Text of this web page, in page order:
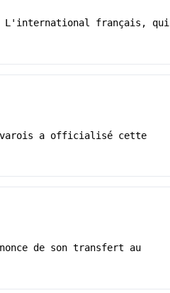
L'international français, qui
varois a officialisé cette
de son transfert au